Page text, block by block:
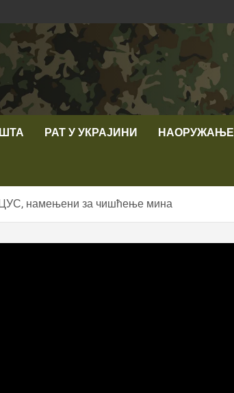
РАТ У УКРАЈИНИ НАОРУЖАЊЕ
намењени за чишћење мина